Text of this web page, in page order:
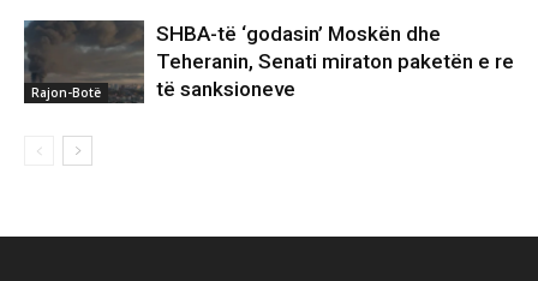
Rajon-Botë
SHBA-të ‘godasin’ Moskën dhe
Teheranin, Senati miraton paketën e re
të sanksioneve